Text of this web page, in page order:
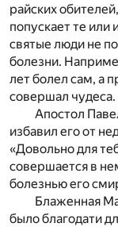
райских
попускает те
святые люди не
болезни.
лет болел сам, а
совершал чудеса.
Апостол
избавил его от
«Довольно для
совершается в
болезнью его
Блаженная
было благодати